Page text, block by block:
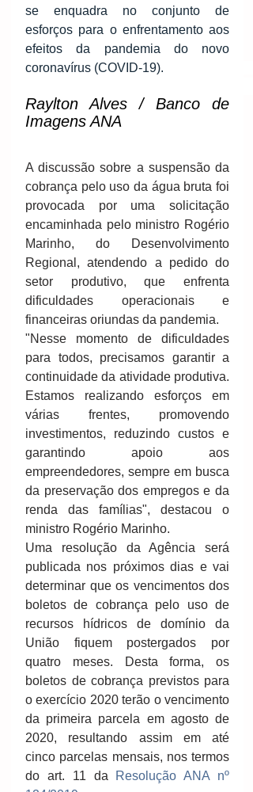
se enquadra no conjunto de
esforços para o enfrentamento aos
efeitos da pandemia do novo
Raylton Alves / Banco de
Imagens ANA
A discussão sobre a suspensão da
cobrança pelo uso da água bruta foi
provocada por uma solicitação
encaminhada pelo ministro Rogério
Marinho, do Desenvolvimento
Regional, atendendo a pedido do
setor produtivo, que enfrenta
dificuldades operacionais e
financeiras oriundas da pandemia.
"Nesse momento de dificuldades
para todos, precisamos garantir a
continuidade da atividade produtiva.
Estamos realizando esforços em
várias frentes, promovendo
investimentos, reduzindo custos e
garantindo apoio aos
empreendedores, sempre em busca
da preservação dos empregos e da
renda das famílias", destacou o
ministro Rogério Marinho.
Uma resolução da Agência será
publicada nos próximos dias e vai
determinar que os vencimentos dos
boletos de cobrança pelo uso de
recursos hídricos de domínio da
União fiquem postergados por
quatro meses. Desta forma, os
boletos de cobrança previstos para
o exercício 2020 terão o vencimento
da primeira parcela em agosto de
2020, resultando assim em até
cinco parcelas mensais, nos termos
do art. 11 da Resolução ANA nº